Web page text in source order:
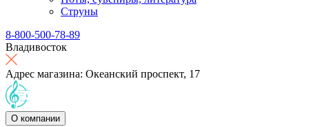
Струны
8-800-500-78-89
Владивосток
Адрес магазина: Океанский проспект, 17
О компании